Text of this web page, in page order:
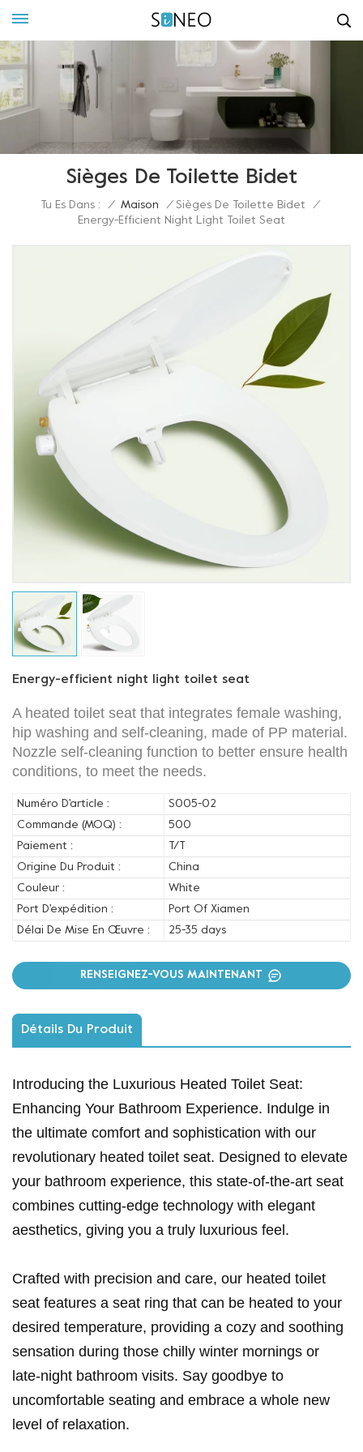
Sièges De Toilette Bidet
Tu Es Dans : / Maison / Sièges De Toilette Bidet
/
Energy-Efficient Night Light Toilet Seat
Energy-efficient night light toilet seat
A heated toilet seat that integrates female washing,
hip washing and self-cleaning, made of PP material.
Nozzle self-cleaning function to better ensure health
conditions, to meet the needs.
Numéro D'article :
S005-02
Commande (MOQ) :
500
Paiement :
T/T
Origine Du Produit :
China
Couleur :
White
Port D'expédition :
Port Of Xiamen
Délai De Mise En Œuvre :
25-35 days
RENSEIGNEZ-VOUS MAINTENANT
Détails Du Produit
Introducing the Luxurious Heated Toilet Seat:
Enhancing Your Bathroom Experience. Indulge in
the ultimate comfort and sophistication with our
revolutionary heated toilet seat. Designed to elevate
your bathroom experience, this state-of-the-art seat
combines cutting-edge technology with elegant
aesthetics, giving you a truly luxurious feel.
Crafted with precision and care, our heated toilet
seat features a seat ring that can be heated to your
desired temperature, providing a cozy and soothing
sensation during those chilly winter mornings or
late-night bathroom visits. Say goodbye to
uncomfortable seating and embrace a whole new
level of relaxation.